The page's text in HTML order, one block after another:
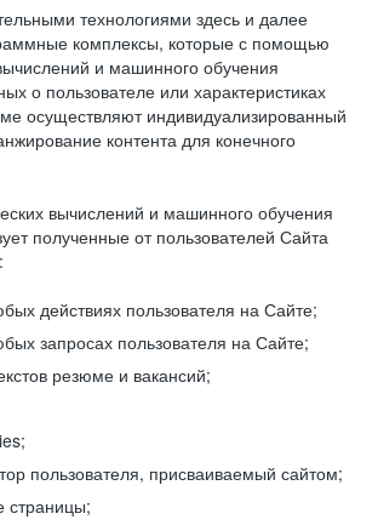
технологиями здесь и далее
комплексы, которые с помощью
и машинного обучения
о пользователе или характеристиках
осуществляют индивидуализированный
контента для конечного
вычислений и машинного обучения
полученные от пользователей Сайта
действиях пользователя на Сайте;
запросах пользователя на Сайте;
резюме и вакансий;
пользователя, присваиваемый сайтом;
страницы;